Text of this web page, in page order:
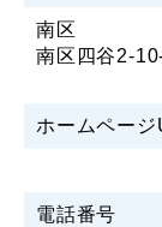
南区
南区四谷2-
ホームページ
電話番号